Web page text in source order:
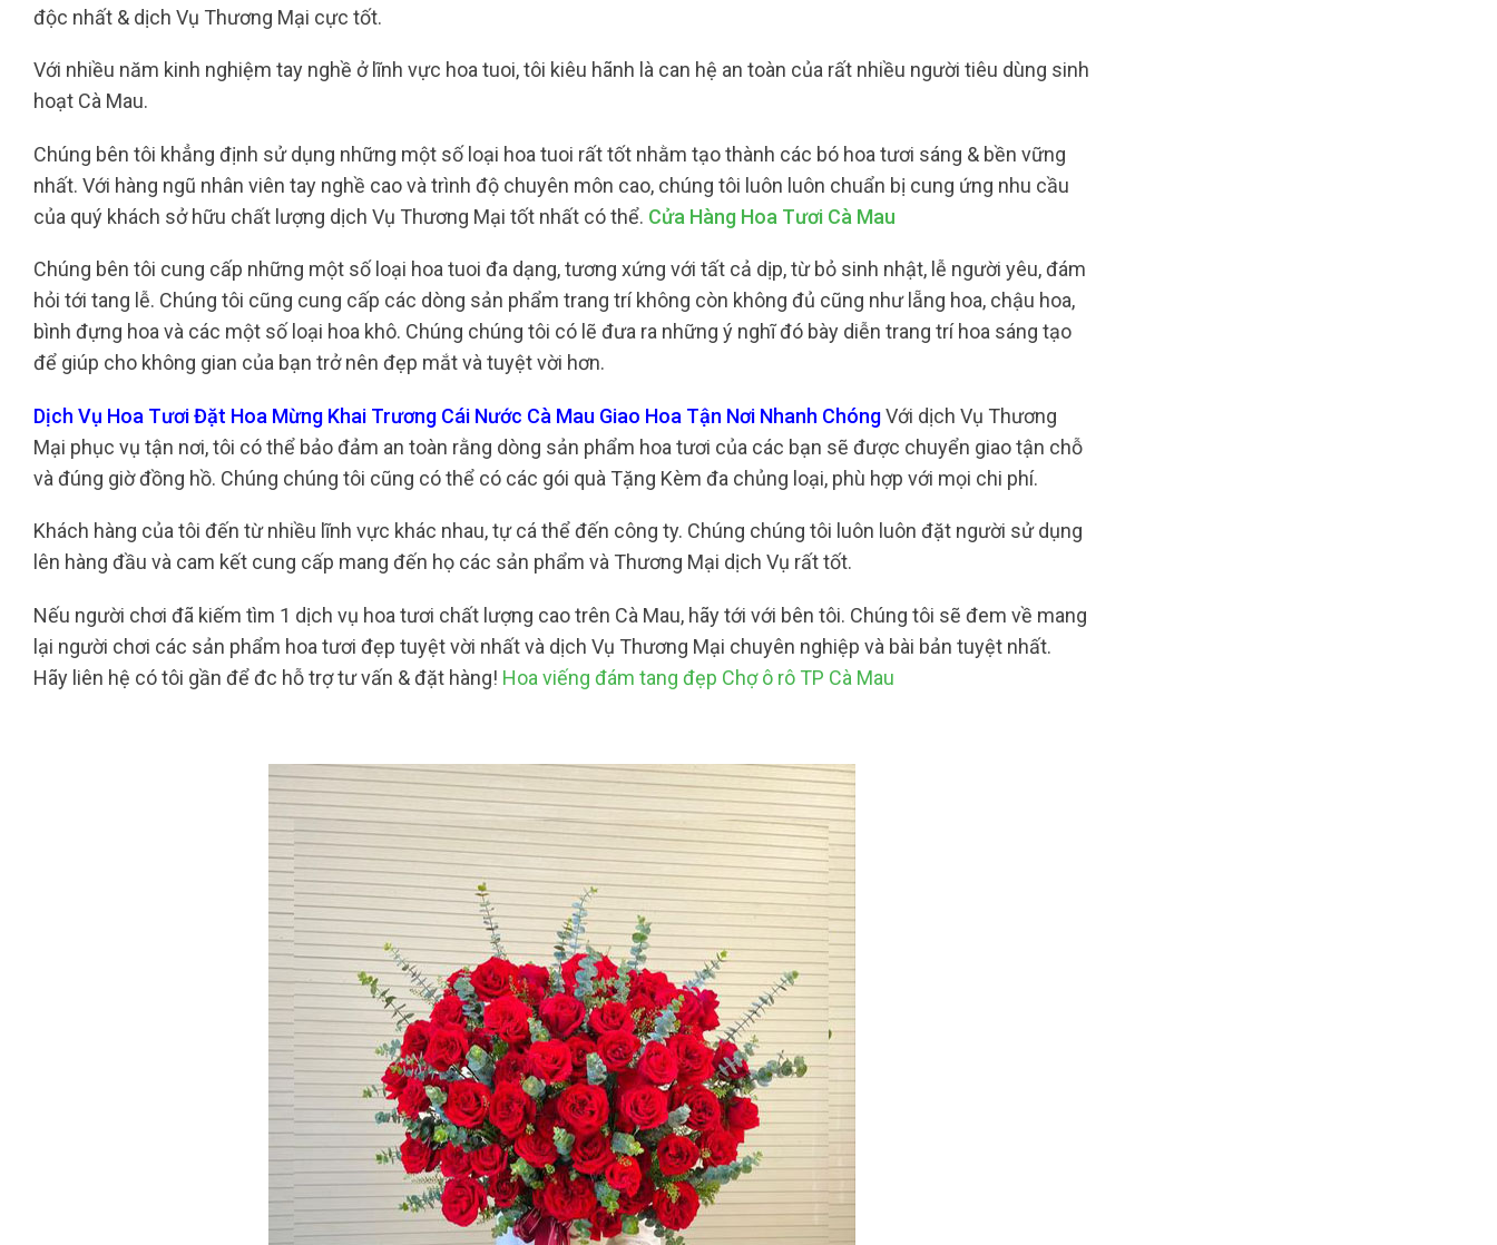
độc nhất & dịch Vụ Thương Mại cực tốt.
Với nhiều năm kinh nghiệm tay nghề ở lĩnh vực hoa tuoi, tôi kiêu hãnh là can hệ an toàn của rất nhiều người tiêu dùng sinh
hoạt Cà Mau.
Chúng bên tôi khẳng định sử dụng những một số loại hoa tuoi rất tốt nhằm tạo thành các bó hoa tươi sáng & bền vững
nhất. Với hàng ngũ nhân viên tay nghề cao và trình độ chuyên môn cao, chúng tôi luôn luôn chuẩn bị cung ứng nhu cầu
của quý khách sở hữu chất lượng dịch Vụ Thương Mại tốt nhất có thể. Cửa Hàng Hoa Tươi Cà Mau
Chúng bên tôi cung cấp những một số loại hoa tuoi đa dạng, tương xứng với tất cả dịp, từ bỏ sinh nhật, lễ người yêu, đám
hỏi tới tang lễ. Chúng tôi cũng cung cấp các dòng sản phẩm trang trí không còn không đủ cũng như lẵng hoa, chậu hoa,
bình đựng hoa và các một số loại hoa khô. Chúng chúng tôi có lẽ đưa ra những ý nghĩ đó bày diễn trang trí hoa sáng tạo
để giúp cho không gian của bạn trở nên đẹp mắt và tuyệt vời hơn.
Dịch Vụ Hoa Tươi Đặt Hoa Mừng Khai Trương Cái Nước Cà Mau Giao Hoa Tận Nơi Nhanh ChóngVới dịch Vụ Thương
Mại phục vụ tận nơi, tôi có thể bảo đảm an toàn rằng dòng sản phẩm hoa tươi của các bạn sẽ được chuyển giao tận chỗ
và đúng giờ đồng hồ. Chúng chúng tôi cũng có thể có các gói quà Tặng Kèm đa chủng loại, phù hợp với mọi chi phí.
Khách hàng của tôi đến từ nhiều lĩnh vực khác nhau, tự cá thể đến công ty. Chúng chúng tôi luôn luôn đặt người sử dụng
lên hàng đầu và cam kết cung cấp mang đến họ các sản phẩm và Thương Mại dịch Vụ rất tốt.
Nếu người chơi đã kiếm tìm 1 dịch vụ hoa tươi chất lượng cao trên Cà Mau, hãy tới với bên tôi. Chúng tôi sẽ đem về mang
lại người chơi các sản phẩm hoa tươi đẹp tuyệt vời nhất và dịch Vụ Thương Mại chuyên nghiệp và bài bản tuyệt nhất.
Hãy liên hệ có tôi gần để đc hỗ trợ tư vấn & đặt hàng! Hoa viếng đám tang đẹp Chợ ô rô TP Cà Mau